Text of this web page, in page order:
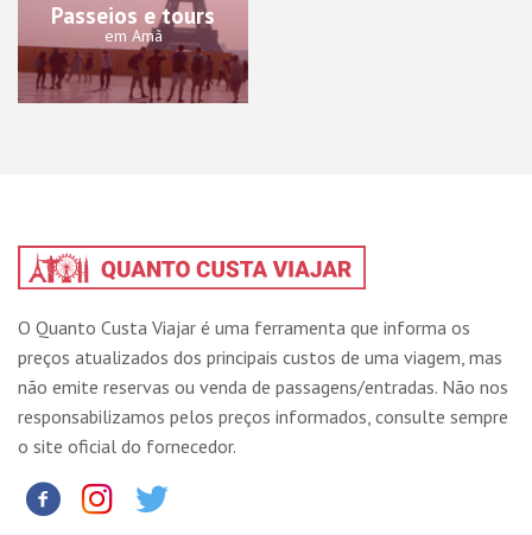
Passeios e tours
em Amã
O Quanto Custa Viajar é uma ferramenta que informa os
preços atualizados dos principais custos de uma viagem, mas
não emite reservas ou venda de passagens/entradas. Não nos
responsabilizamos pelos preços informados, consulte sempre
o site oficial do fornecedor.